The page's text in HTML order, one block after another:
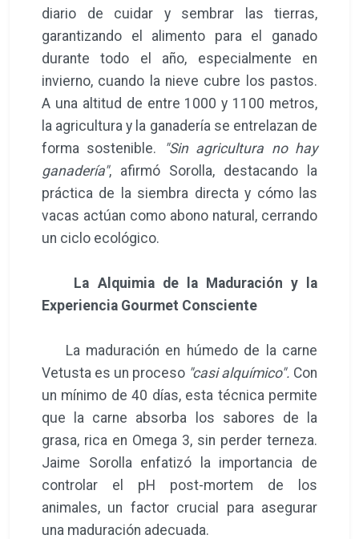
diario de cuidar y sembrar las tierras,
garantizando el alimento para el ganado
durante todo el año, especialmente en
invierno, cuando la nieve cubre los pastos.
A una altitud de entre 1000 y 1100 metros,
la agricultura y la ganadería se entrelazan de
forma sostenible. "Sin agricultura no hay
ganadería", afirmó Sorolla, destacando la
práctica de la siembra directa y cómo las
vacas actúan como abono natural, cerrando
un ciclo ecológico.
La Alquimia de la Maduración y la
Experiencia Gourmet Consciente
La maduración en húmedo de la carne
Vetusta es un proceso "casi alquímico". Con
un mínimo de 40 días, esta técnica permite
que la carne absorba los sabores de la
grasa, rica en Omega 3, sin perder terneza.
Jaime Sorolla enfatizó la importancia de
controlar el pH post-mortem de los
animales, un factor crucial para asegurar
una maduración adecuada.